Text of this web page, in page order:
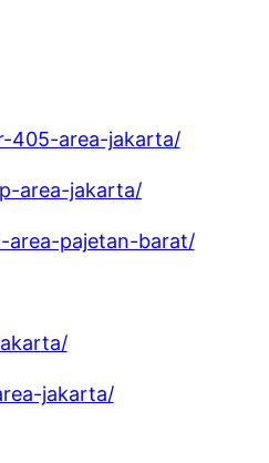
405-area-jakarta/
area-jakarta/
area-pajetan-barat/
jakarta/